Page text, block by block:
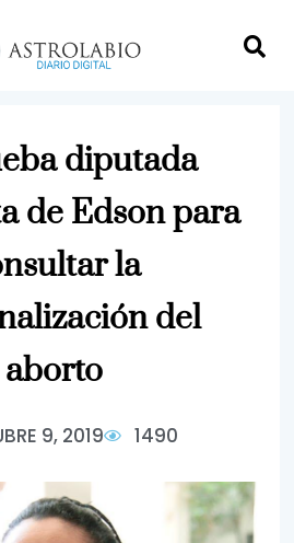
diputada
de Edson para
la
del
aborto
9, 2019 1490